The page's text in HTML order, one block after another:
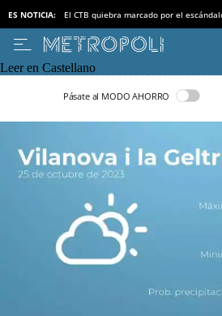
ES NOTICIA: El CTB quiebra marcado por el
Leer en Castellano
Pásate al MODO AHORRO